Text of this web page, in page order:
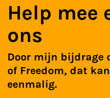
Help mee
ons
Door mijn bijdrage
of Freedom, dat
eenmalig.